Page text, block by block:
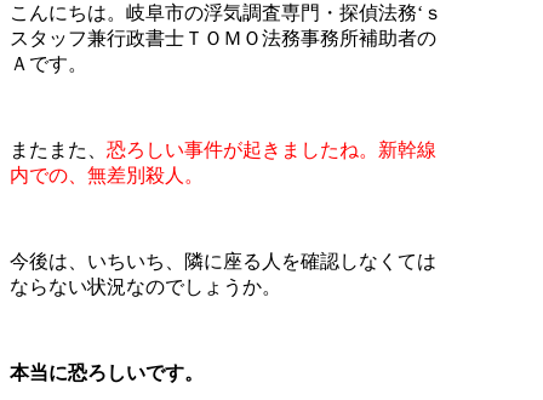
こんにちは。岐阜市の浮気調査専門・探偵法務‘ｓ
スタッフ兼行政書士ＴＯＭＯ法務事務所補助者の
Ａです。
またまた、 恐ろしい事件が起きましたね。新幹線
内での、無差別殺人。
今後は、いちいち、隣に座る人を確認しなくては
ならない状況なのでしょうか。
本当に恐ろしいです。